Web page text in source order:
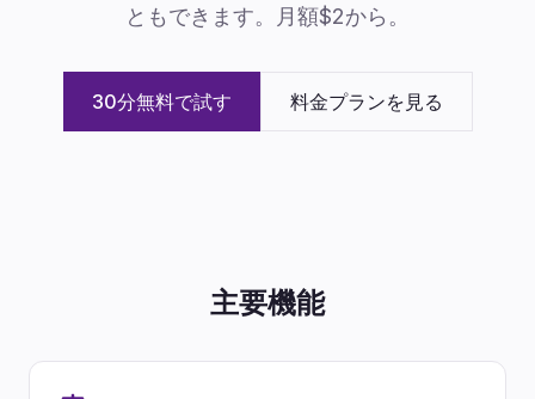
ともできます。月額$2から。
30分無料で試す 料金プランを見る
主要機能